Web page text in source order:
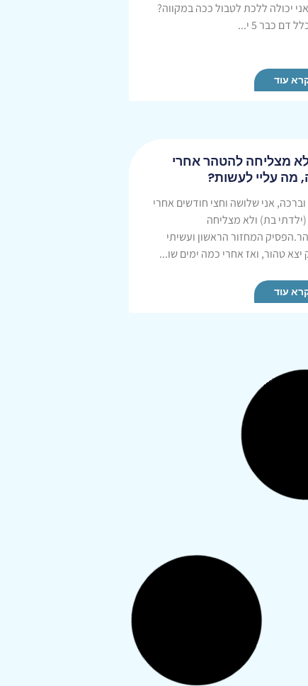
יכולה ללכת לטבול ככה במקווה?
דם כבר 5 י...
עוד
מצליחה להטהר אחרי
מה עליי לעשות?
אני שלושה וחצי חודשים אחרי
בת) ולא מצליחה
המחזור הראשון ועשיתי
טהור, ואז אחרי כמה ימים שו...
עוד
לידה ראשונה עם תפרים-
כמה זמן אפשר להתחיל
היטהרות?
ברוך ה' אחרי לידה ראשונה של בת,
הדימום האדום פסק לגמרי
רק הפרשות צהובות רציתי לשאול
כמה זמן אפשר להתחיל לנסות
נקיים בלי מוך דחוק אחרי
לפני כחודש וחצי. ראיתי בשו"ת
שאחרי לידה אפשר בפעם